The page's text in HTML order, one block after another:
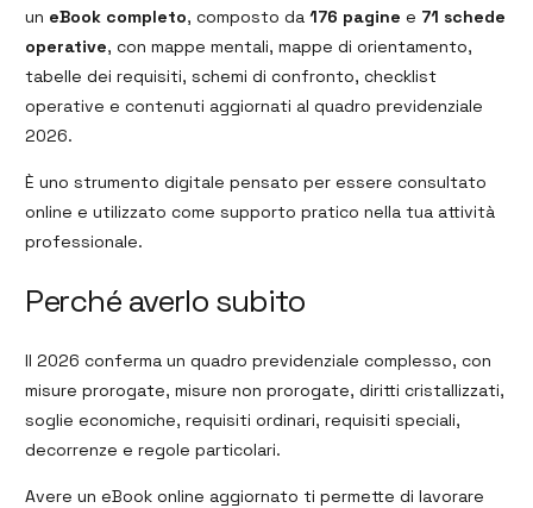
un eBook completo, composto da 176 pagine e 71 schede
operative, con mappe mentali, mappe di orientamento,
tabelle dei requisiti, schemi di confronto, checklist
operative e contenuti aggiornati al quadro previdenziale
2026.
È uno strumento digitale pensato per essere consultato
online e utilizzato come supporto pratico nella tua attività
professionale.
Perché averlo subito
Il 2026 conferma un quadro previdenziale complesso, con
misure prorogate, misure non prorogate, diritti cristallizzati,
soglie economiche, requisiti ordinari, requisiti speciali,
decorrenze e regole particolari.
Avere un eBook online aggiornato ti permette di lavorare